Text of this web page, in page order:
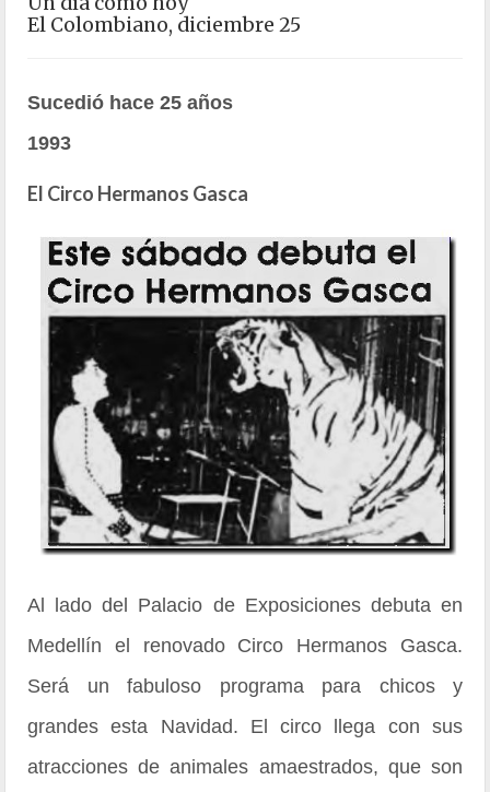
El Colombiano, diciembre 25
Sucedió hace 25 años
1993
El Circo Hermanos Gasca
Al lado del Palacio de Exposiciones debuta en
Medellín el renovado Circo Hermanos Gasca.
Será un fabuloso programa para chicos y
grandes esta Navidad. El circo llega con sus
atracciones de animales amaestrados, que son